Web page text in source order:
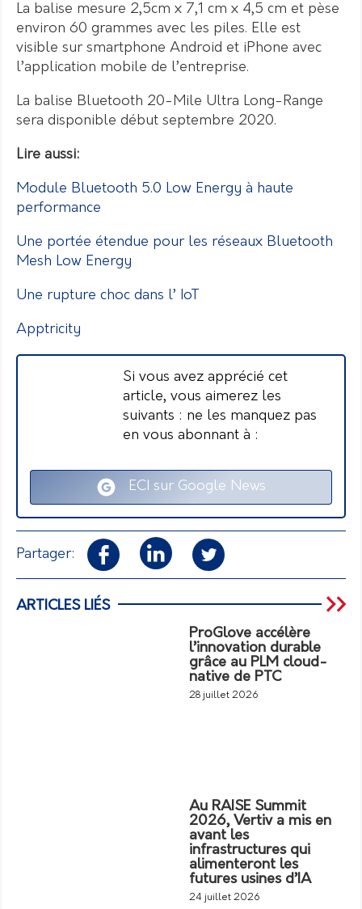
La balise mesure 2,5cm x 7,1 cm x 4,5 cm et pèse
environ 60 grammes avec les piles. Elle est
visible sur smartphone Android et iPhone avec
l’application mobile de l’entreprise.
La balise Bluetooth 20-Mile Ultra Long-Range
sera disponible début septembre 2020.
Lire aussi:
Module Bluetooth 5.0 Low Energy à haute
performance
Une portée étendue pour les réseaux Bluetooth
Mesh Low Energy
Une rupture choc dans l’ IoT
Apptricity
Si vous avez apprécié cet
article, vous aimerez les
suivants : ne les manquez pas
en vous abonnant à :
ECI sur Google News
Partager:
ARTICLES LIÉS
ProGlove accélère
l’innovation durable
grâce au PLM cloud-
native de PTC
28 juillet 2026
Au RAISE Summit
2026, Vertiv a mis en
avant les
infrastructures qui
alimenteront les
futures usines d’IA
24 juillet 2026